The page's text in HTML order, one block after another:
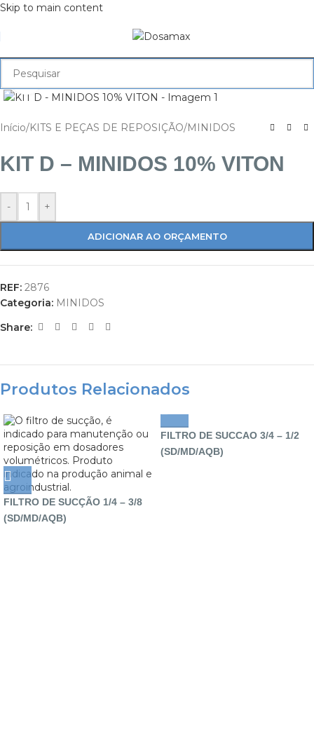
Skip to main content
Ampliar
Início/KITS E PEÇAS DE REPOSIÇÃO/MINIDOS
KIT D – MINIDOS 10% VITON
- +
ADICIONAR AO ORÇAMENTO
REF: 2876
Categoria: MINIDOS
Share:
Produtos Relacionados
FILTRO DE SUCÇÃO 1/4 – 3/8
(SD/MD/AQB)
FILTRO DE SUCCAO 3/4 – 1/2
(SD/MD/AQB)